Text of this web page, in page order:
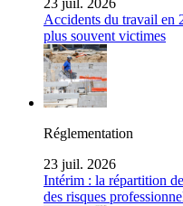
23 juil. 2026
Accidents du travail en
plus souvent victimes
Réglementation
23 juil. 2026
Intérim : la répartition
des risques